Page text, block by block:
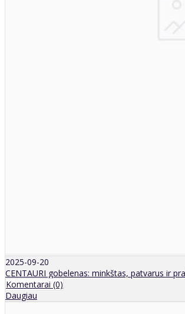
2025-09-20
CENTAURI gobelenas: minkštas, patvarus ir
Komentarai (0)
Daugiau